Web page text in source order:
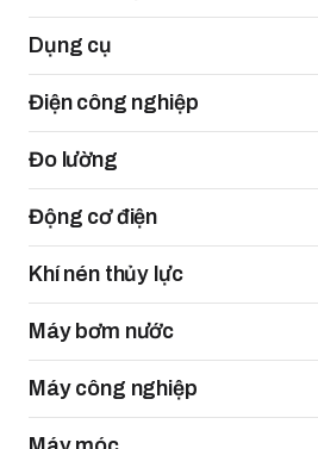
Dụng cụ
Điện công nghiệp
Đo lường
Động cơ điện
Khí nén thủy lực
Máy bơm nước
Máy công nghiệp